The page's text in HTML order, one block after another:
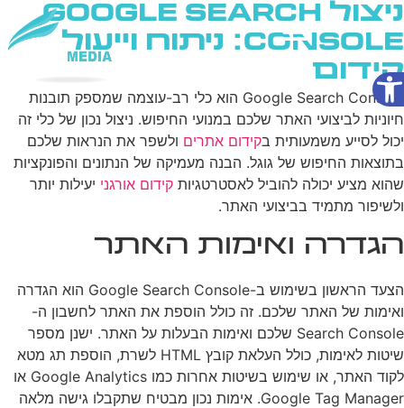
פתח סרגל נגישות
ניצול Google Search
Console: ניתוח וייעול
קידום
Google Search Console הוא כלי רב-עוצמה שמספק תובנות
חיוניות לביצועי האתר שלכם במנועי החיפוש. ניצול נכון של כלי זה
יכול לסייע משמעותית בקידום אתרים ולשפר את הנראות שלכם
בתוצאות החיפוש של גוגל. הבנה מעמיקה של הנתונים והפונקציות
שהוא מציע יכולה להוביל לאסטרטגיות קידום אורגני יעילות יותר
ולשיפור מתמיד בביצועי האתר.
הגדרה ואימות האתר
הצעד הראשון בשימוש ב-Google Search Console הוא הגדרה
ואימות של האתר שלכם. זה כולל הוספת את האתר לחשבון ה-
Search Console שלכם ואימות הבעלות על האתר. ישנן מספר
שיטות לאימות, כולל העלאת קובץ HTML לשרת, הוספת תג מטא
לקוד האתר, או שימוש בשיטות אחרות כמו Google Analytics או
Google Tag Manager. אימות נכון מבטיח שתקבלו גישה מלאה